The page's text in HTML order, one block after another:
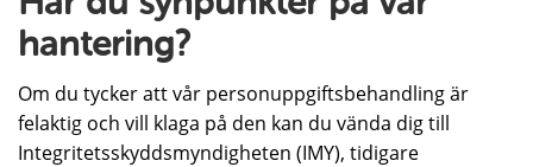
hantering?
Om du tycker att vår personuppgiftsbehandling är
felaktig och vill klaga på den kan du vända dig till
Integritetsskyddsmyndigheten (IMY), tidigare